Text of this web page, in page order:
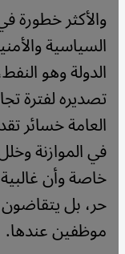
والأكثر خطورة
السياسية
الدولة وهو
تصديره لفترة
العامة خسائر
في الموازنة
خاصة وأن
حر، بل
موظفين عندها.